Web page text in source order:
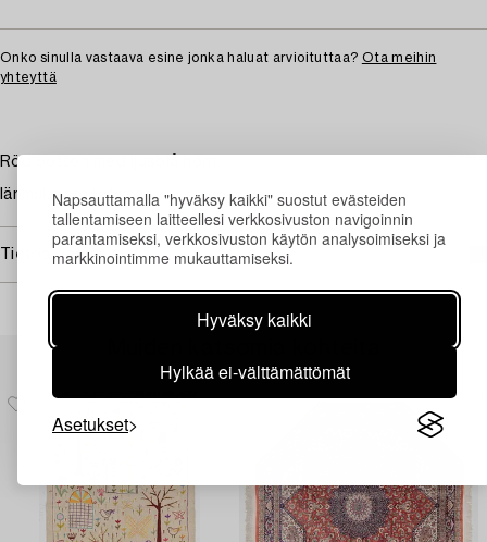
Napsauttamalla "hyväksy kaikki" suostut evästeiden
tallentamiseen laitteellesi verkkosivuston navigoinnin
parantamiseksi, verkkosivuston käytön analysoimiseksi ja
markkinointimme mukauttamiseksi.
Hyväksy kaikki
Hylkää ei-välttämättömät
Asetukset
Onko sinulla vastaava esine jonka haluat arvioituttaa? Ota meihin
yhteyttä
Röd botten med ljusblå hörn.
Iänmukaista kulumaa.
Tietoa ostamisesta